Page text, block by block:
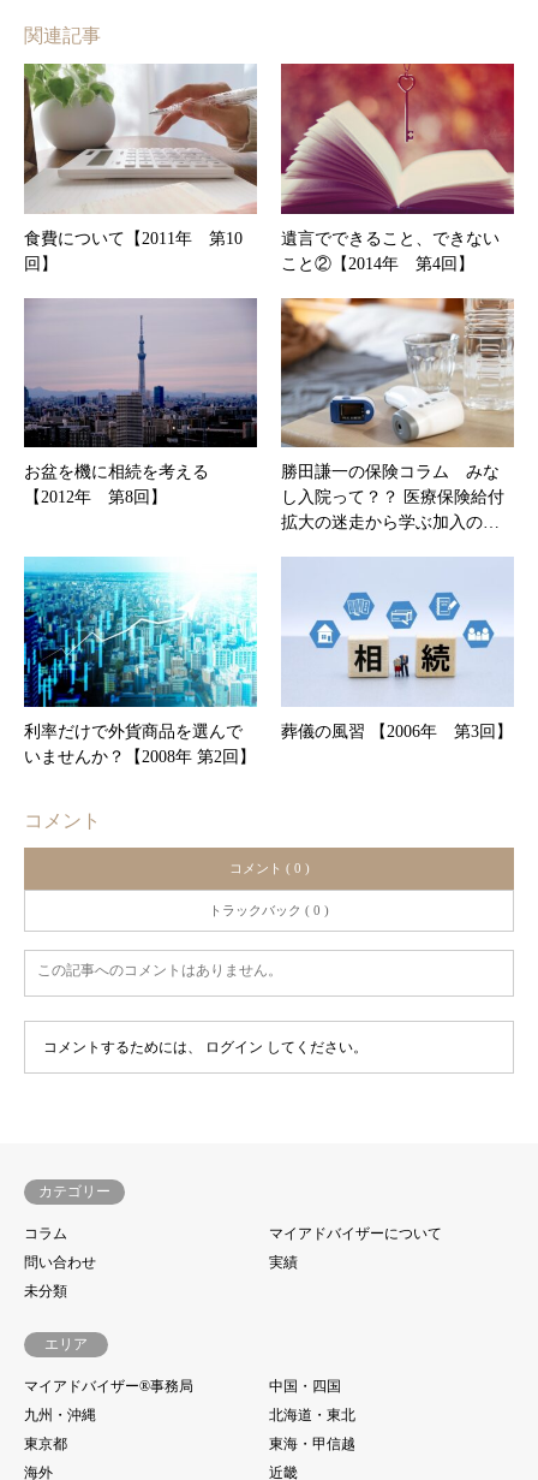
関連記事
食費について【2011年 第10
回】
遺言でできること、できない
こと②【2014年 第4回】
お盆を機に相続を考える
【2012年 第8回】
勝田謙一の保険コラム みな
し入院って？？ 医療保険給付
拡大の迷走から学ぶ加入の…
利率だけで外貨商品を選んで
いませんか？【2008年 第2回】
葬儀の風習 【2006年 第3回】
コメント
コメント ( 0 )
トラックバック ( 0 )
この記事へのコメントはありません。
コメントするためには、 ログイン してください。
カテゴリー
コラム
マイアドバイザーについて
問い合わせ
実績
未分類
エリア
マイアドバイザー®事務局
中国・四国
九州・沖縄
北海道・東北
東京都
東海・甲信越
海外
近畿